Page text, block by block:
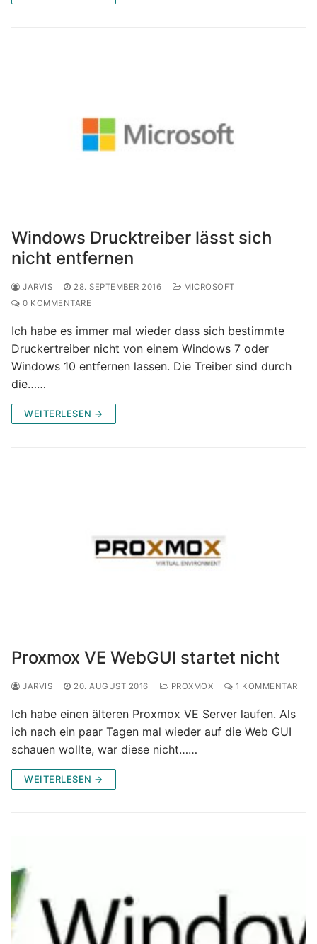
Windows Drucktreiber lässt sich
nicht entfernen
JARVIS 28. SEPTEMBER 2016
MICROSOFT
0 KOMMENTARE
Ich habe es immer mal wieder dass sich bestimmte
Druckertreiber nicht von einem Windows 7 oder
Windows 10 entfernen lassen. Die Treiber sind durch
die……
WEITERLESEN →
Proxmox VE WebGUI startet nicht
JARVIS 20. AUGUST 2016 PROXMOX 1 KOMMENTAR
Ich habe einen älteren Proxmox VE Server laufen. Als
ich nach ein paar Tagen mal wieder auf die Web GUI
schauen wollte, war diese nicht……
WEITERLESEN →